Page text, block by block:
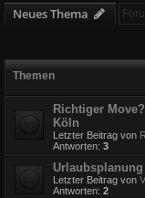
Neues Thema
Themen
Richtiger
Köln
Letzter Beitrag von
Antworten: 3
Urlaubsplanung
Letzter Beitrag von
Antworten: 2